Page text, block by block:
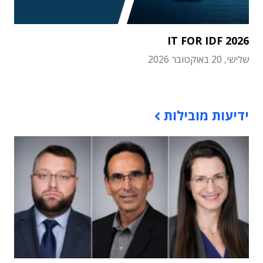
IT FOR IDF 2026
שלישי, 20 באוקטובר 2026
ידיעות מובילות